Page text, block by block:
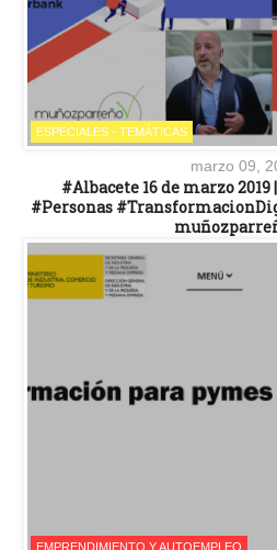
ESPECIALES - TEMÁTICAS
marzo 09,
#Albacete 16 de marzo
#Personas
EMPRENDIMIENTO Y AUTOEMPLEO